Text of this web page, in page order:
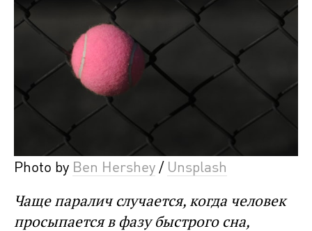
Photo by Ben Hershey / Unsplash
Чаще паралич случается, когда человек
просыпается в фазу быстрого сна,